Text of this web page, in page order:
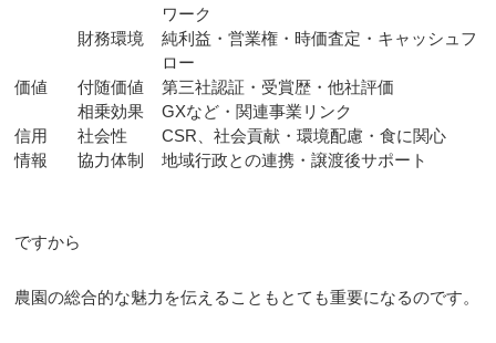
ワーク
財務環境
純利益・営業権・時価査定・キャッシュフ
ロー
価値
付随価値
第三社認証・受賞歴・他社評価
相乗効果
GXなど・関連事業リンク
信用
社会性
CSR、社会貢献・環境配慮・食に関心
情報
協力体制 地域行政との連携・譲渡後サポート
ですから
農園の総合的な魅力を伝えることもとても重要になるのです。